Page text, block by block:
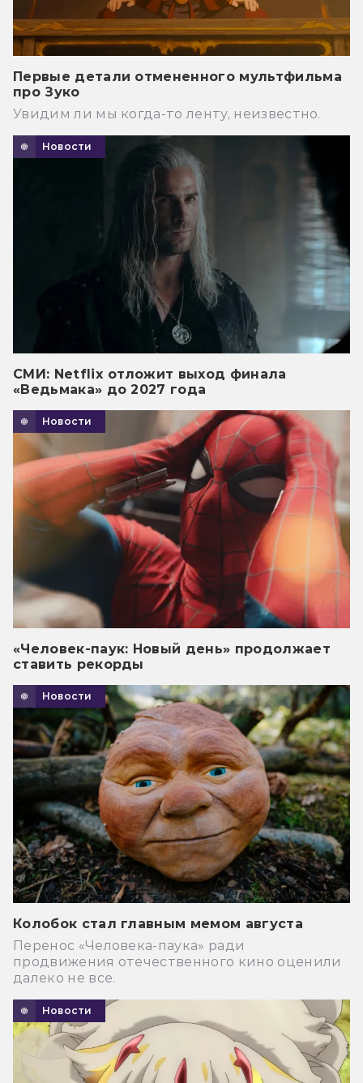
Первые детали отмененного мультфильма
про Зуко
Увидим ли мы когда-то ленту, неизвестно.
Новости
СМИ: Netflix отложит выход финала
«Ведьмака» до 2027 года
Новости
«Человек-паук: Новый день» продолжает
ставить рекорды
Новости
Колобок стал главным мемом августа
Перенос «Человека-паука» ради
продвижения отечественного кино оценили
далеко не все.
Новости